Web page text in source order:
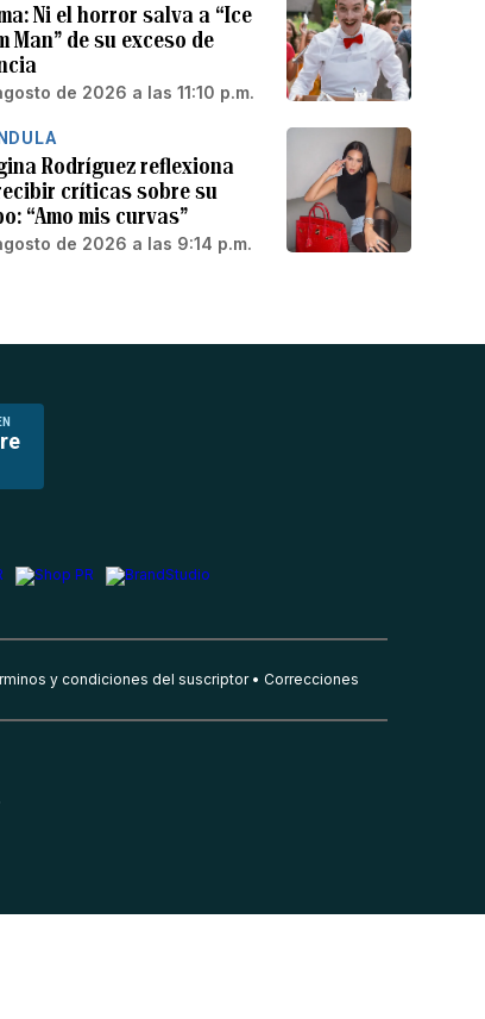
Ni el horror salva a “Ice
Man” de su exceso de
de 2026 a las 11:10 p.m.
Rodríguez reflexiona
críticas sobre su
“Amo mis curvas”
de 2026 a las 9:14 p.m.
y condiciones del suscriptor Correcciones